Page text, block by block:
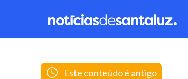
Este conteúdo é antigo